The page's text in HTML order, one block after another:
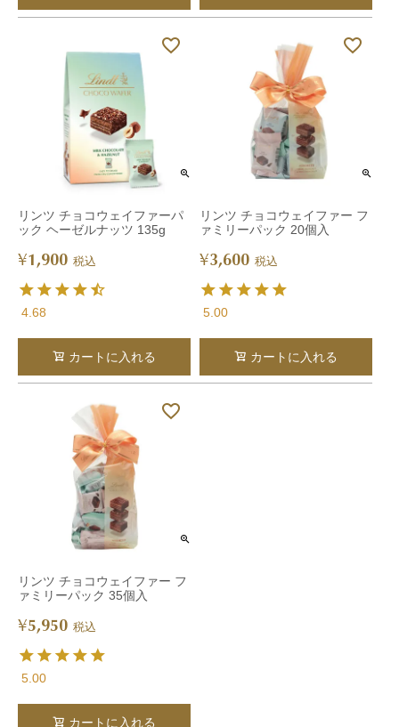
リンツ チョコウェイファーパ
ック ヘーゼルナッツ 135g
¥1,900 税込
4.68
カートに入れる
リンツ チョコウェイファー フ
ァミリーパック 20個入
¥3,600 税込
5.00
カートに入れる
リンツ チョコウェイファー フ
ァミリーパック 35個入
¥5,950 税込
5.00
カートに入れる